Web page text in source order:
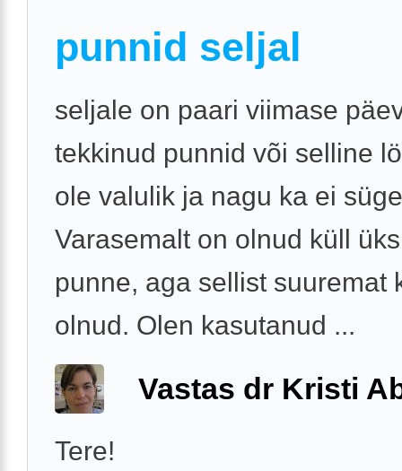
punnid seljal
seljale on paari viimase
tekkinud punnid või selline
ole valulik ja nagu ka ei
Varasemalt on olnud küll
punne, aga sellist suuremat
olnud. Olen kasutanud ...
Vastas dr Kristi
Tere!